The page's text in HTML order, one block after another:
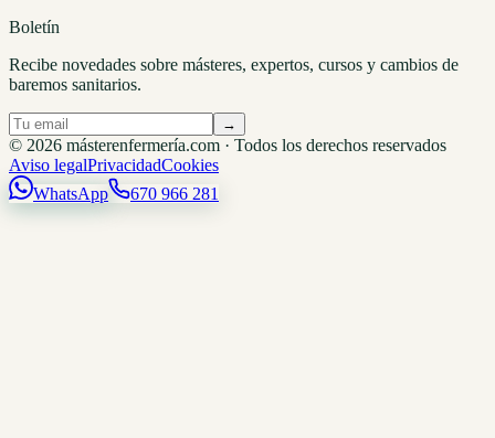
Boletín
Recibe novedades sobre másteres, expertos, cursos y cambios de
baremos sanitarios.
→
© 2026 másterenfermería.com · Todos los derechos reservados
Aviso legalPrivacidadCookies
WhatsApp
670 966 281